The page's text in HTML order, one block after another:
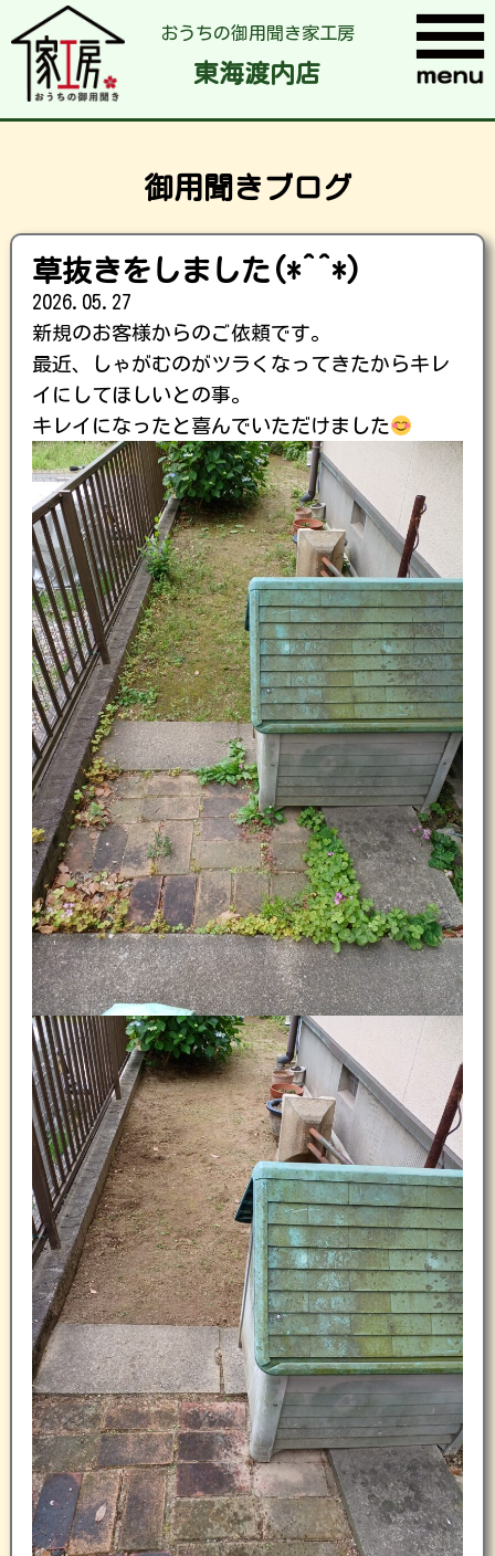
おうちの御用聞き家工房
東海渡内店
御用聞きブログ
草抜きをしました(*^^*)
2026.05.27
新規のお客様からのご依頼です。
最近、しゃがむのがツラくなってきたからキレ
イにしてほしいとの事。
キレイになったと喜んでいただけました